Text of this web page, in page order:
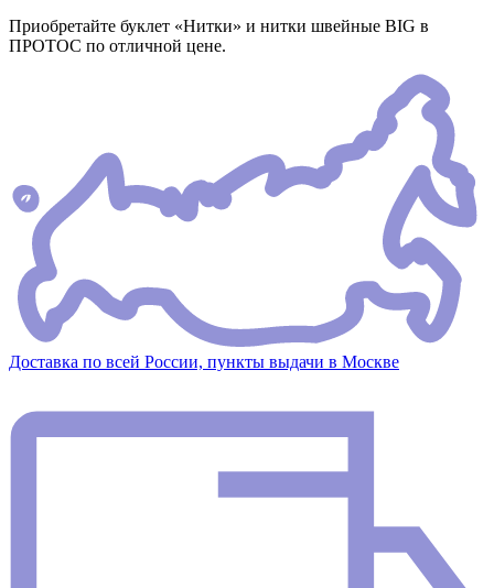
Приобретайте буклет «Нитки» и нитки швейные BIG в
ПРОТОС по отличной цене.
Доставка по всей России, пункты выдачи в Москве